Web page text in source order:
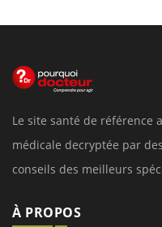
Le site santé de référence
médicale decryptée par
conseils des meilleurs
À PROPOS